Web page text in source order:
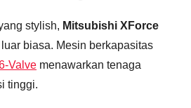
stylish, Mitsubishi XForce
biasa. Mesin berkapasitas
Valve menawarkan tenaga
tinggi.